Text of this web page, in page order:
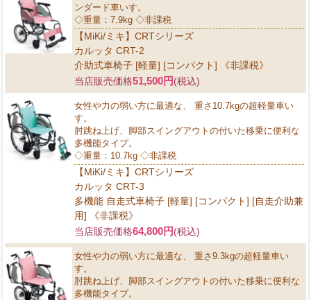
ンダード車いす。
◇重量：7.9kg ◇非課税
【MiKi/ミキ】CRTシリーズ
カルッタ CRT-2
介助式車椅子 [軽量] [コンパクト] 《非課税》
当店販売価格51,500円(税込)
女性や力の弱い方に最適な、 重さ10.7kgの超軽量車い
す。
肘跳ね上げ、脚部スイングアウトの付いた移乗に便利な
多機能タイプ。
◇重量：10.7kg ◇非課税
【MiKi/ミキ】CRTシリーズ
カルッタ CRT-3
多機能 自走式車椅子 [軽量] [コンパクト] [自走介助兼
用] 《非課税》
当店販売価格64,800円(税込)
女性や力の弱い方に最適な、 重さ9.3kgの超軽量車い
す。
肘跳ね上げ、脚部スイングアウトの付いた移乗に便利な
多機能タイプ。